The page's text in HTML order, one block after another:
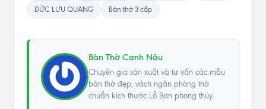
ĐỨC LƯU QUANG Bàn thờ 3 cấp
Bàn Thờ Canh Nậu
Chuyên gia sản xuất và tư vấn các mẫu
bàn thờ đẹp, vách ngăn phòng thờ
chuẩn kích thước Lỗ Ban phong thủy.